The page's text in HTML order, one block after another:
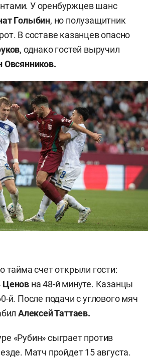
У оренбуржцев шанс
Голыбин, но полузащитник
В составе казанцев опасно
, однако гостей выручил
Овсянников.
тайма счет открыли гости:
на 48-й минуте. Казанцы
й. После подачи с углового мяч
Алексей Таттаев.
«Рубин» сыграет против
Матч пройдет 15 августа.